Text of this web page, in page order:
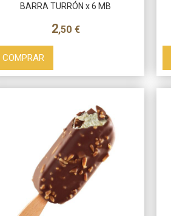
BARRA TURRÓN x 6 MB
2,50 €
COMPRAR
Más info